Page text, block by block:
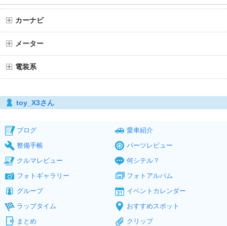
カーナビ
メーター
電装系
toy_X3さん
ブログ
愛車紹介
整備手帳
パーツレビュー
クルマレビュー
何シテル？
フォトギャラリー
フォトアルバム
グループ
イベントカレンダー
ラップタイム
おすすめスポット
まとめ
クリップ